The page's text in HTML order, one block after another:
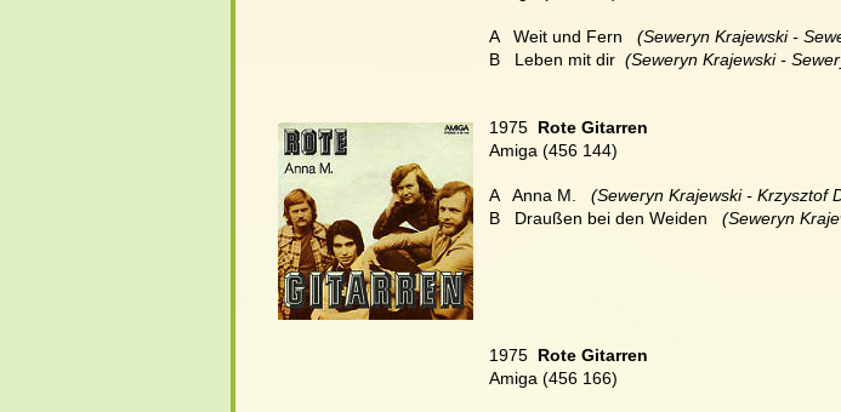
A   Weit und Fern
(Seweryn Krajewski -
B
Leben mit dir (Seweryn Krajewski -
1975 Rote Gitarren
Amiga (456 144)
A   Anna M.
(Seweryn Krajewski - Krzysztof
B
Draußen bei den Weiden
(Seweryn
1975 Rote Gitarren
Amiga (456 166)